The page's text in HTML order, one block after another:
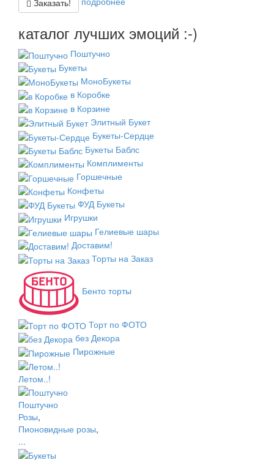
Заказать!
каталог лучших эмоций :-)
Поштучно
Букеты
МоноБукеты
в Коробке
в Корзине
Элитный Букет
Букеты-Сердце
Букеты Баблс
Комплименты
Горшечные
Конфеты
ФУД Букеты
Игрушки
Гелиевые шары
Доставим!
Торты на Заказ
Бенто торты
Торт по ФОТО
без Декора
Пирожные
Летом..!
Поштучно
Розы,
Пионовидные розы,
...